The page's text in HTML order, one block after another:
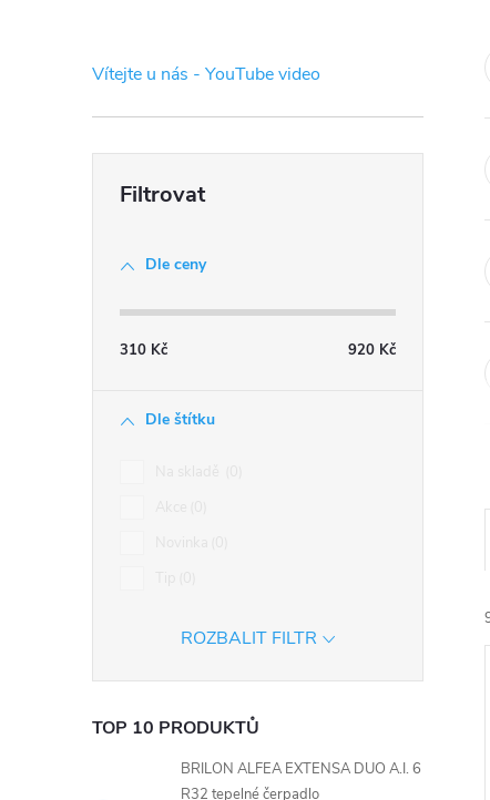
t
r
Vítejte u nás - YouTube video
Dle ceny
310 Kč 920 Kč
Dle štítku
ROZBALIT FILTR
TOP 10 PRODUKTŮ
BRILON ALFEA EXTENSA DUO A.I. 6
R32 tepelné čerpadlo
a